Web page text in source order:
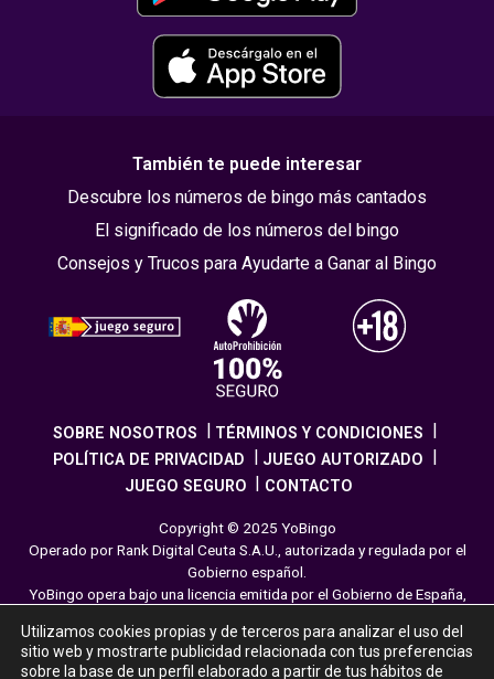
También te puede interesar
Descubre los números de bingo más cantados
El significado de los números del bingo
Consejos y Trucos para Ayudarte a Ganar al Bingo
SOBRE NOSOTROS
TÉRMINOS Y CONDICIONES
POLÍTICA DE PRIVACIDAD
JUEGO AUTORIZADO
JUEGO SEGURO
CONTACTO
Copyright © 2025 YoBingo
Operado por Rank Digital Ceuta S.A.U., autorizada y regulada por el
Gobierno español.
YoBingo opera bajo una licencia emitida por el Gobierno de España,
responsabilidad en los juegos online. El juego es una forma de
entretenimiento cuya finalidad es ofrecer diversión y emoción a los
Utilizamos cookies propias y de terceros para analizar el uso del
sitio web y mostrarte publicidad relacionada con tus preferencias
sobre la base de un perfil elaborado a partir de tus hábitos de